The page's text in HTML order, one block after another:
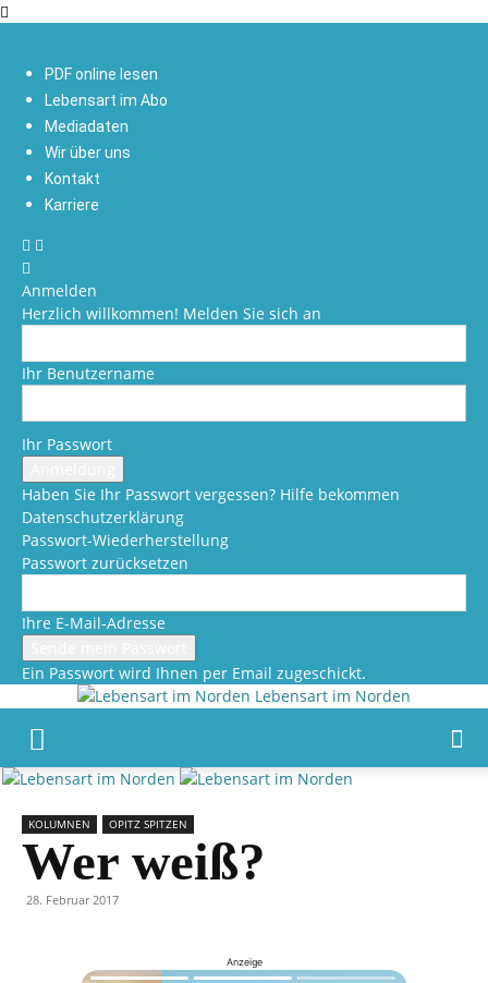
PDF online lesen
Lebensart im Abo
Mediadaten
Wir über uns
Kontakt
Karriere
Anmelden
Herzlich willkommen! Melden Sie sich an
Ihr Benutzername
Ihr Passwort
Haben Sie Ihr Passwort vergessen? Hilfe bekommen
Datenschutzerklärung
Passwort-Wiederherstellung
Passwort zurücksetzen
Ihre E-Mail-Adresse
Ein Passwort wird Ihnen per Email zugeschickt.
Lebensart im Norden
KOLUMNEN OPITZ SPITZEN
Wer weiß?
28. Februar 2017
Anzeige